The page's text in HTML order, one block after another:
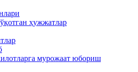
ҳужжатлар
мурожаат юбориш